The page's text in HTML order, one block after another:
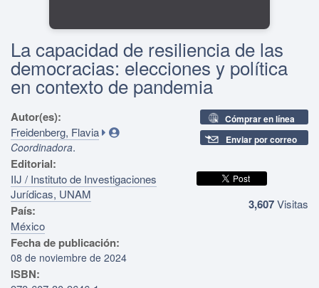
La capacidad de resiliencia de las
democracias: elecciones y política
en contexto de pandemia
Autor(es):
Freidenberg, Flavia
Coordinadora.
Editorial:
IIJ / Instituto de Investigaciones
Jurídicas, UNAM
País:
México
Fecha de publicación:
08 de noviembre de 2024
ISBN:
Cómprar en línea
Enviar por correo
3,607Visitas